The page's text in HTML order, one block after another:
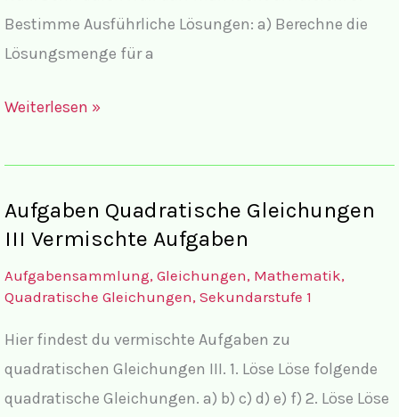
Bestimme Ausführliche Lösungen: a) Berechne die
Lösungsmenge für a
Lösungen
Gleichungen
mit
mit
Lösungsweg
Weiterlesen »
Aufgaben Quadratische Gleichungen
III Vermischte Aufgaben
Aufgabensammlung, Gleichungen, Mathematik,
Quadratische Gleichungen, Sekundarstufe 1
Hier findest du vermischte Aufgaben zu
quadratischen Gleichungen III. 1. Löse Löse folgende
quadratische Gleichungen. a) b) c) d) e) f) 2. Löse Löse